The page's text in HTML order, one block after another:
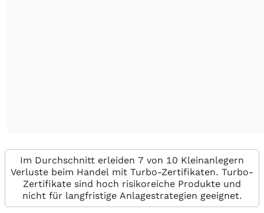
Im Durchschnitt erleiden 7 von 10 Kleinanlegern
Verluste beim Handel mit Turbo-Zertifikaten. Turbo-
Zertifikate sind hoch risikoreiche Produkte und
nicht für langfristige Anlagestrategien geeignet.